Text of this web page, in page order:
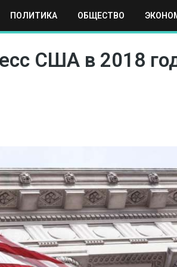
ПОЛИТИКА ОБЩЕСТВО
НАУКА И ТЕХНИКА СПОРТ
США в 2018